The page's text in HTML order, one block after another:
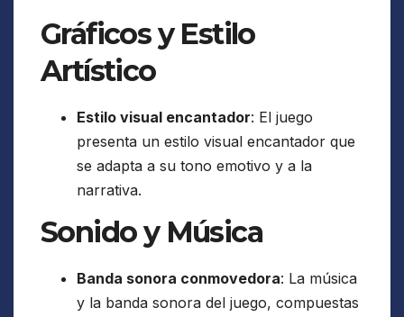
Gráficos y Estilo
Artístico
Estilo visual encantador: El juego
presenta un estilo visual encantador que
se adapta a su tono emotivo y a la
narrativa.
Sonido y Música
Banda sonora conmovedora: La música
y la banda sonora del juego, compuestas